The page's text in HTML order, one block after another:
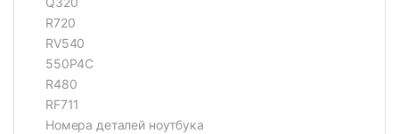
R720
RV540
550P4C
R480
RF711
Номера деталей ноутбука